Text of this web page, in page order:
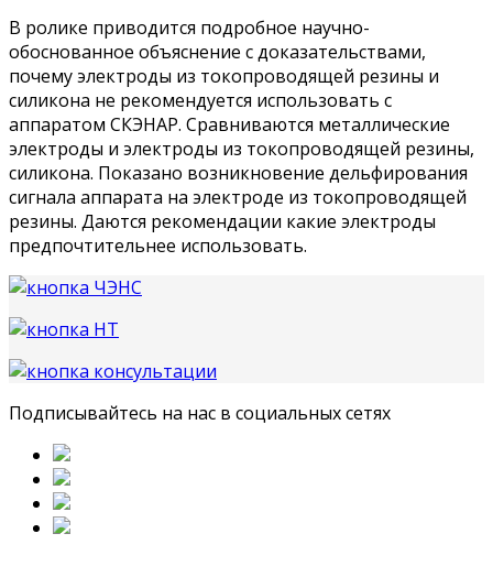
В ролике приводится подробное научно-
обоснованное объяснение с доказательствами,
почему электроды из токопроводящей резины и
силикона не рекомендуется использовать с
аппаратом СКЭНАР. Сравниваются металлические
электроды и электроды из токопроводящей резины,
силикона. Показано возникновение дельфирования
сигнала аппарата на электроде из токопроводящей
резины. Даются рекомендации какие электроды
предпочтительнее использовать.
Подписывайтесь на нас в социальных сетях